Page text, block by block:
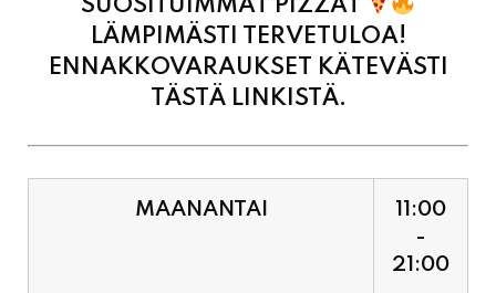
SUOSITUIMMAT PIZZAT
LÄMPIMÄSTI TERVETULOA!
ENNAKKOVARAUKSET KÄTEVÄSTI
TÄSTÄ LINKISTÄ.
MAANANTAI
11:00
-
21:00